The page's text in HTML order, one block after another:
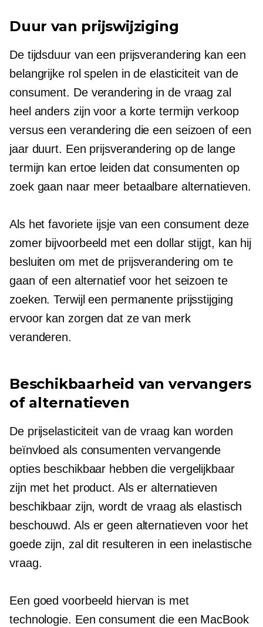
Duur van prijswijziging
De tijdsduur van een prijsverandering kan een
belangrijke rol spelen in de elasticiteit van de
consument. De verandering in de vraag zal
heel anders zijn voor a korte termijn verkoop
versus een verandering die een seizoen of een
jaar duurt. Een prijsverandering op de lange
termijn kan ertoe leiden dat consumenten op
zoek gaan naar meer betaalbare alternatieven.
Als het favoriete ijsje van een consument deze
zomer bijvoorbeeld met een dollar stijgt, kan hij
besluiten om met de prijsverandering om te
gaan of een alternatief voor het seizoen te
zoeken. Terwijl een permanente prijsstijging
ervoor kan zorgen dat ze van merk
veranderen.
Beschikbaarheid van vervangers
of alternatieven
De prijselasticiteit van de vraag kan worden
beïnvloed als consumenten vervangende
opties beschikbaar hebben die vergelijkbaar
zijn met het product. Als er alternatieven
beschikbaar zijn, wordt de vraag als elastisch
beschouwd. Als er geen alternatieven voor het
goede zijn, zal dit resulteren in een inelastische
vraag.
Een goed voorbeeld hiervan is met
technologie. Een consument die een MacBook